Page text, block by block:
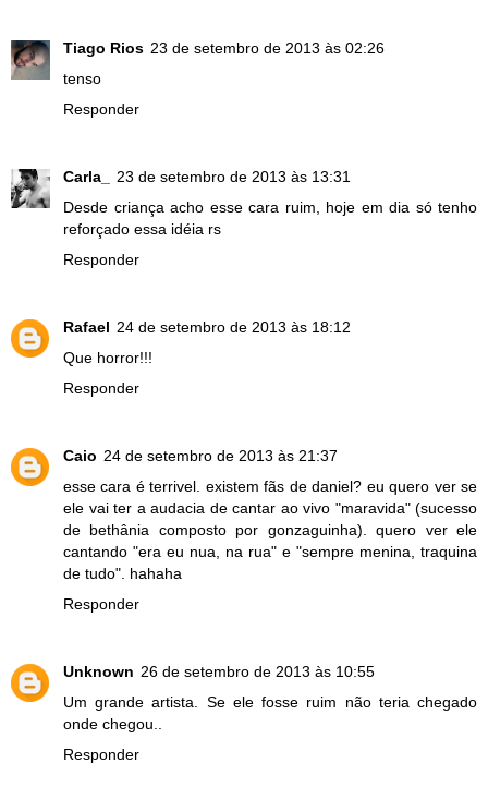
Tiago Rios 23 de setembro de 2013 às 02:26
tenso
Responder
Carla_
23 de setembro de 2013 às 13:31
Desde criança acho esse cara ruim, hoje em dia só tenho
reforçado essa idéia rs
Responder
Rafael 24 de setembro de 2013 às 18:12
Que horror!!!
Responder
Caio 24 de setembro de 2013 às 21:37
esse cara é terrivel. existem fãs de daniel? eu quero ver se
ele vai ter a audacia de cantar ao vivo "maravida" (sucesso
de bethânia composto por gonzaguinha). quero ver ele
cantando "era eu nua, na rua" e "sempre menina, traquina
de tudo". hahaha
Responder
Unknown 26 de setembro de 2013 às 10:55
Um grande artista. Se ele fosse ruim não teria chegado
onde chegou..
Responder